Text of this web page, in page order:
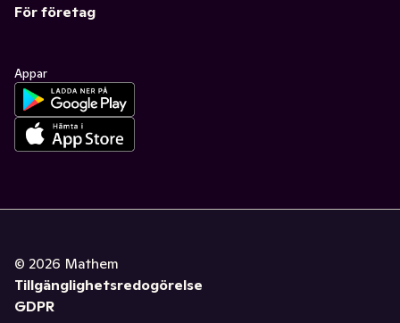
För företag
Appar
© 2026 Mathem
Tillgänglighetsredogörelse
GDPR